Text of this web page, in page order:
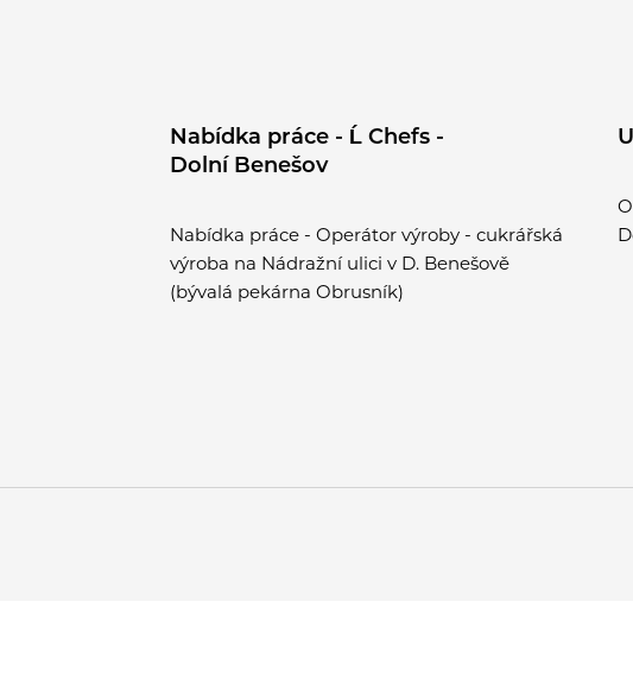
Nabídka práce - Ĺ Chefs -
Dolní Benešov
Nabídka práce - Operátor výroby - cukrářská
výroba na Nádražní ulici v D. Benešově
(bývalá pekárna Obrusník)